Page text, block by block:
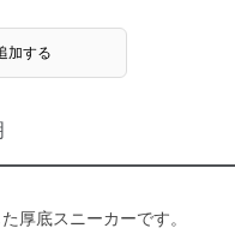
加する
厚底スニーカーです。